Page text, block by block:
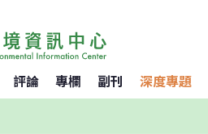
評論 專欄 副刊 深度專題